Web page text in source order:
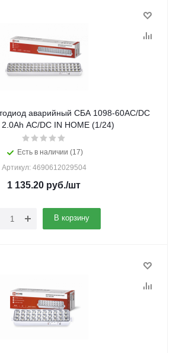
аварийный СБА 1098-60AC/DC
AC/DC IN HOME (1/24)
Есть в наличии (17)
Артикул: 4690612029504
1 135.20 руб./шт
В корзину